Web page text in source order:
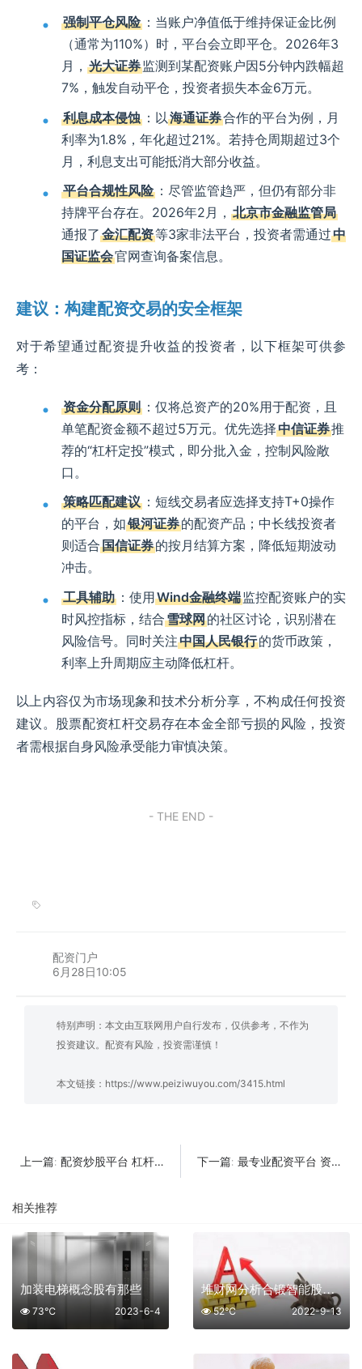
强制平仓风险 ：当账户净值低于维持保证金比例
（通常为110%）时，平台会立即平仓。2026年3
月， 光大证券监测到某配资账户因5分钟内跌幅超
7%，触发自动平仓，投资者损失本金6万元。
利息成本侵蚀 ：以 海通证券合作的平台为例，月
利率为1.8%，年化超过21%。若持仓周期超过3个
月，利息支出可能抵消大部分收益。
平台合规性风险 ：尽管监管趋严，但仍有部分非
持牌平台存在。2026年2月， 北京市金融监管局
通报了 金汇配资等3家非法平台，投资者需通过中
国证监会官网查询备案信息。
建议：构建配资交易的安全框架
对于希望通过配资提升收益的投资者，以下框架可供参
考：
资金分配原则 ：仅将总资产的20%用于配资，且
单笔配资金额不超过5万元。优先选择中信证券推
荐的“杠杆定投”模式，即分批入金，控制风险敞
口。
策略匹配建议 ：短线交易者应选择支持T+0操作
的平台，如银河证券的配资产品；中长线投资者
则适合国信证券的按月结算方案，降低短期波动
冲击。
工具辅助 ：使用Wind金融终端监控配资账户的实
时风控指标，结合雪球网的社区讨论，识别潜在
风险信号。同时关注中国人民银行的货币政策，
利率上升周期应主动降低杠杆。
以上内容仅为市场现象和技术分析分享，不构成任何投资
建议。股票配资杠杆交易存在本金全部亏损的风险，投资
者需根据自身风险承受能力审慎决策。
- THE END -
配资门户
6月28日10:05
特别声明：本文由互联网用户自行发布，仅供参考，不作为
投资建议。配资有风险，投资需谨慎！
本文链接： https://www.peiziwuyou.com/3415.html
上一篇: 配资炒股平台 杠杆交易的高效机遇与潜在风险全解析 下一篇: 最专业配资平台 资金效率翻倍的关键选择
相关推荐
加装电梯概念股有那些
2023-6-4
73℃
堆财网分析合锻智能股票目标价是多少
2022-9-13
52℃